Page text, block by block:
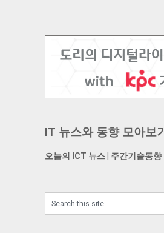
IT 뉴스와 동향 모아보기
오늘의 ICT 뉴스| 주간기술동향